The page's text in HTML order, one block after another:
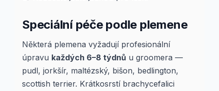
Speciální péče podle plemene
Některá plemena vyžadují profesionální
úpravu každých 6–8 týdnů u groomera —
pudl, jorkšír, maltézský, bišon, bedlington,
scottish terrier. Krátkosrstí brachycefalici